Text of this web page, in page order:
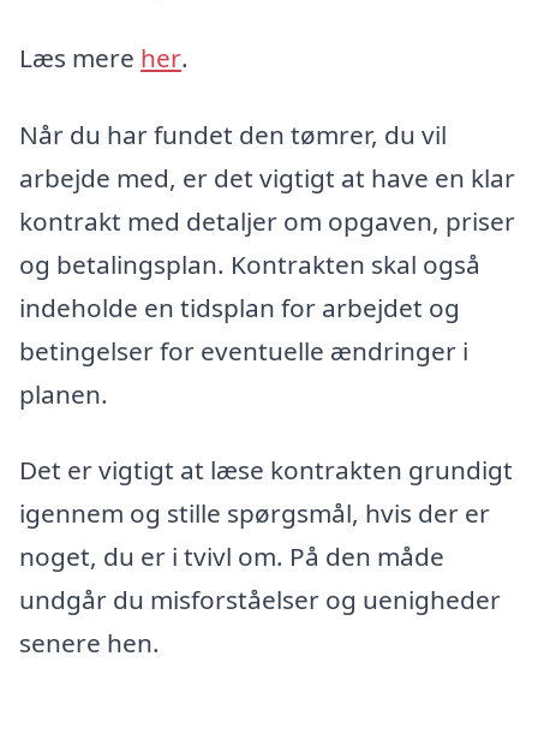
Læs mere her.
Når du har fundet den tømrer, du vil
arbejde med, er det vigtigt at have en klar
kontrakt med detaljer om opgaven, priser
og betalingsplan. Kontrakten skal også
indeholde en tidsplan for arbejdet og
betingelser for eventuelle ændringer i
planen.
Det er vigtigt at læse kontrakten grundigt
igennem og stille spørgsmål, hvis der er
noget, du er i tvivl om. På den måde
undgår du misforståelser og uenigheder
senere hen.